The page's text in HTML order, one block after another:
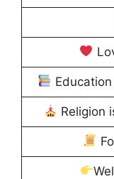
Religion